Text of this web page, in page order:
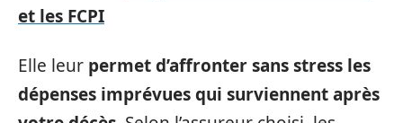
et les FCPI
Elle leur permet d’affronter sans stress les
dépenses imprévues qui surviennent après